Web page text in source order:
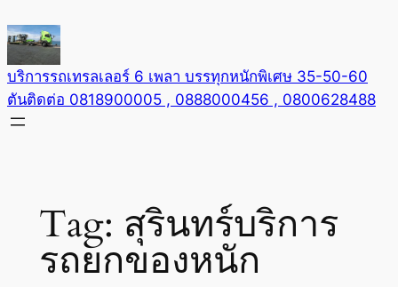
to
content
บริการรถเทรลเลอร์ 6 เพลา บรรทุกหนักพิเศษ 35-50-60
ตันติดต่อ 0818900005 , 0888000456 , 0800628488
Tag: สุรินทร์บริการ
รถยกของหนัก